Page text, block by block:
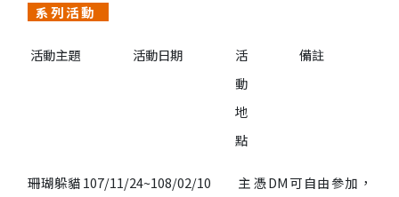
系 列活 動
活動主題 活動日期
活
動
地
點
備註
珊瑚躲貓107/11/24~108/02/10
主憑DM可自由參加，